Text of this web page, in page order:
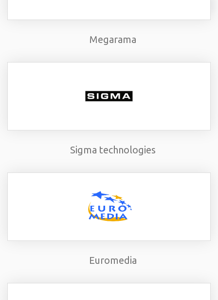
Megarama
Sigma technologies
Euromedia